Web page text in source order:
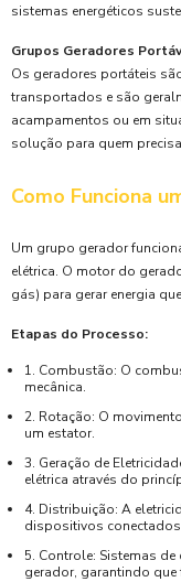
sistemas energéticos
Grupos Geradores
Os geradores portáteis
transportados e são
acampamentos ou em
solução para quem
Como Funciona
Um grupo gerador
elétrica. O motor do
gás) para gerar energia
Etapas do Processo:
1. Combustão: O
mecânica.
2. Rotação: O
um estator.
3. Geração de
elétrica através do
4. Distribuição: A
dispositivos
5. Controle: Sistemas
gerador, garantindo que